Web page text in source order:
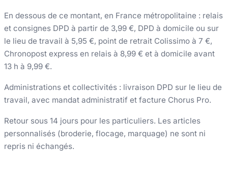
En dessous de ce montant, en France métropolitaine : relais
et consignes DPD à partir de 3,99 €, DPD à domicile ou sur
le lieu de travail à 5,95 €, point de retrait Colissimo à 7 €,
Chronopost express en relais à 8,99 € et à domicile avant
13 h à 9,99 €.
Administrations et collectivités : livraison DPD sur le lieu de
travail, avec mandat administratif et facture Chorus Pro.
Retour sous 14 jours pour les particuliers. Les articles
personnalisés (broderie, flocage, marquage) ne sont ni
repris ni échangés.